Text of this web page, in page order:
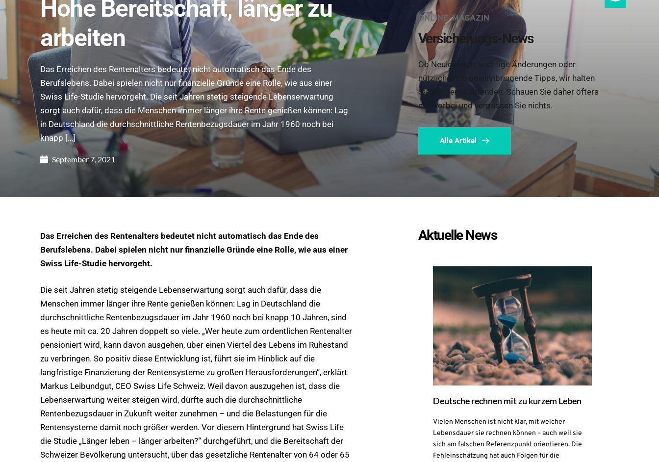
Hohe Bereitschaft, länger zu
arbeiten
Das Erreichen des Rentenalters bedeutet nicht automatisch das Ende des
Berufslebens. Dabei spielen nicht nur finanzielle Gründe eine Rolle, wie aus einer
Swiss Life-Studie hervorgeht. Die seit Jahren stetig steigende Lebenserwartung
sorgt auch dafür, dass die Menschen immer länger ihre Rente genießen können: Lag
in Deutschland die durchschnittliche Rentenbezugsdauer im Jahr 1960 noch bei
knapp […]
September 7, 2021
ONLINE-MAGAZIN
Versicherungs-News
Ob Neuigkeiten, wichtige Änderungen oder
nützliche und gewinnbringende Tipps, wir halten
Sie auf dem Laufenden. Schauen Sie daher öfters
mal vorbei und verpassen Sie nichts.
Alle Artikel
Das Erreichen des Rentenalters bedeutet nicht automatisch das Ende des
Berufslebens. Dabei spielen nicht nur finanzielle Gründe eine Rolle, wie aus einer
Swiss Life-Studie hervorgeht.
Die seit Jahren stetig steigende Lebenserwartung sorgt auch dafür, dass die
Menschen immer länger ihre Rente genießen können: Lag in Deutschland die
durchschnittliche Rentenbezugsdauer im Jahr 1960 noch bei knapp 10 Jahren, sind
es heute mit ca. 20 Jahren doppelt so viele. „Wer heute zum ordentlichen Rentenalter
pensioniert wird, kann davon ausgehen, über einen Viertel des Lebens im Ruhestand
zu verbringen. So positiv diese Entwicklung ist, führt sie im Hinblick auf die
langfristige Finanzierung der Rentensysteme zu großen Herausforderungen“, erklärt
Markus Leibundgut, CEO Swiss Life Schweiz. Weil davon auszugehen ist, dass die
Lebenserwartung weiter steigen wird, dürfte auch die durchschnittliche
Rentenbezugsdauer in Zukunft weiter zunehmen – und die Belastungen für die
Rentensysteme damit noch größer werden. Vor diesem Hintergrund hat Swiss Life
die Studie „Länger leben – länger arbeiten?“ durchgeführt, und die Bereitschaft der
Schweizer Bevölkerung untersucht, über das gesetzliche Rentenalter von 64 oder 65
Aktuelle News
Deutsche rechnen mit zu kurzem Leben
Vielen Menschen ist nicht klar, mit welcher
Lebensdauer sie rechnen können – auch weil sie
sich am falschen Referenzpunkt orientieren. Die
Fehleinschätzung hat auch Folgen für die